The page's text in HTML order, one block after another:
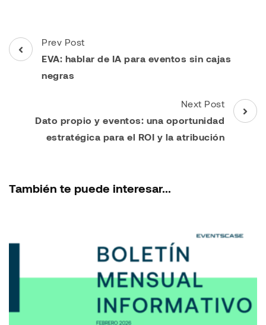
Post
Navigation
Prev Post
EVA: hablar de IA para eventos sin cajas
negras
Next Post
Dato propio y eventos: una oportunidad
estratégica para el ROI y la atribución
También te puede interesar...